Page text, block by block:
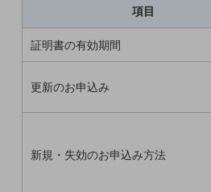
業種・業態で探す
業種・業態で探すTOP
自治体
一次産業
項目
証明書の有効期間
更新のお申込み
新規・失効のお申込み方法